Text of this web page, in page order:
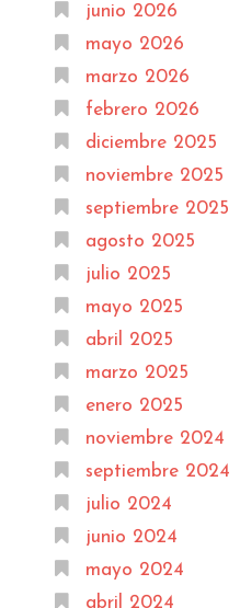
junio 2026
mayo 2026
marzo 2026
febrero 2026
diciembre 2025
noviembre 2025
septiembre 2025
agosto 2025
julio 2025
mayo 2025
abril 2025
marzo 2025
enero 2025
noviembre 2024
septiembre 2024
julio 2024
junio 2024
mayo 2024
abril 2024